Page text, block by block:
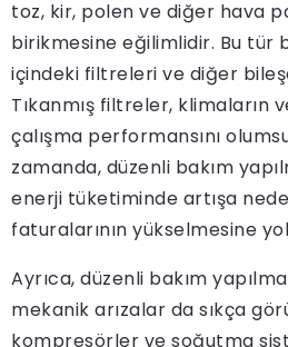
toz, kir, polen ve diğer hava
birikmesine eğilimlidir. Bu tür
içindeki filtreleri ve diğer
Tıkanmış filtreler, klimaların
çalışma performansını
zamanda, düzenli bakım
enerji tüketiminde artışa
faturalarının yükselmesine
Ayrıca, düzenli bakım
mekanik arızalar da sıkça
kompresörler ve soğutma